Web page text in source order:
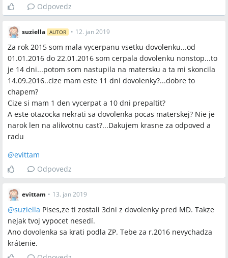
vylučuje nárok na podporu v konkrétnom právnom
usporiadaní?
Spomenuté značky a firmy
Úrad práce
Spomenuté produkty a metódy
krátenie dovolenky podľa Zákonníka práce, vyplatenie
na úrade práce (max. 40 dní práce ročne), posudzovanie
zdaniteľného príjmu za posledné dva roky pre výšku podpory,
konateľstvo a nárok na podporu
Miesta a osoby
Košice, Vranov
Odpovedz
suziella AUTOR • 12. jan 2019
Za rok 2015 som mala vycerpanu vsetku dovolenku...od
01.01.2016 do 22.01.2016 som cerpala dovolenku nonstop...to
je 14 dni...potom som nastupila na matersku a ta mi skoncila
14.09.2016..cize mam este 11 dni dovolenky?...dobre to
chapem?
Cize si mam 1 den vycerpat a 10 dni prepaltit?
A este otazocka nekrati sa dovolenka pocas materskej? Nie je
narok len na alikvotnu cast?...Dakujem krasne za odpoved a
radu
@evittam
Odpovedz
evittam • 13. jan 2019
@suziella Pises,ze ti zostali 3dni z dovolenky pred MD. Takze
nejak tvoj vypocet nesedí.
Ano dovolenka sa krati podla ZP. Tebe za r.2016 nevychadza
krátenie.